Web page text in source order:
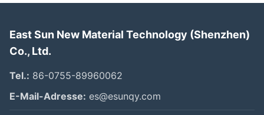
East Sun New Material Technology (Shenzhen)
Co., Ltd.
Tel.: 86-0755-89960062
E-Mail-Adresse: es@esunqy.com